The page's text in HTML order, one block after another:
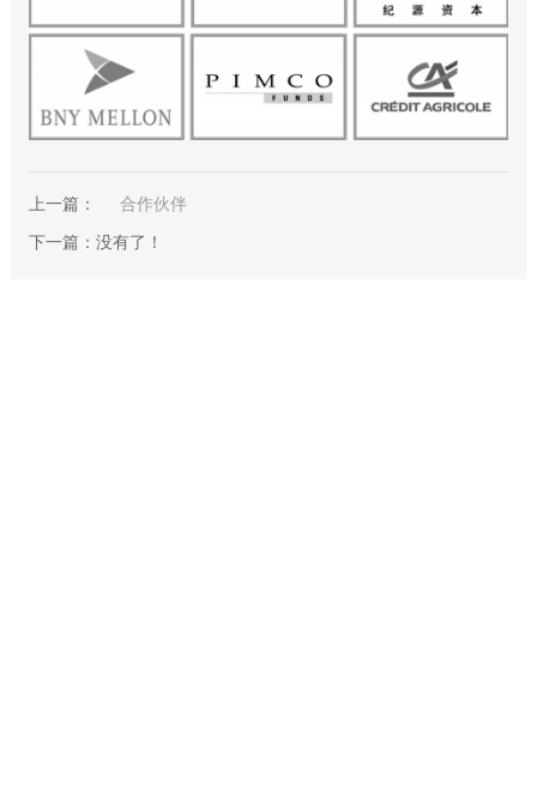
上一篇：
合作伙伴
下一篇：没有了！